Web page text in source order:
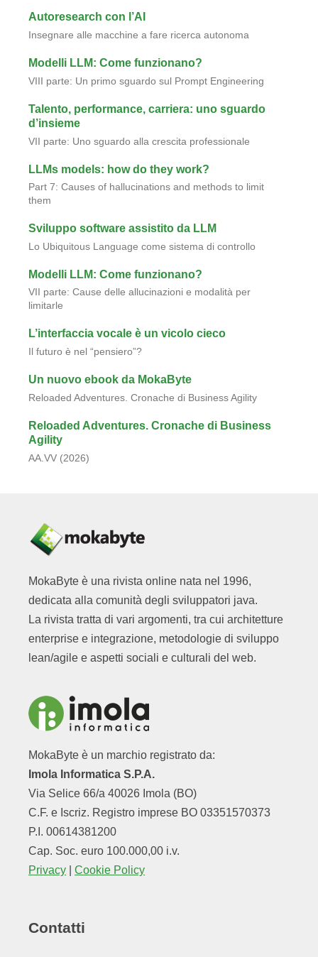
Autoresearch con l’AI
Insegnare alle macchine a fare ricerca autonoma
Modelli LLM: Come funzionano?
VIII parte: Un primo sguardo sul Prompt Engineering
Talento, performance, carriera: uno sguardo
d’insieme
VII parte: Uno sguardo alla crescita professionale
LLMs models: how do they work?
Part 7: Causes of hallucinations and methods to limit
them
Sviluppo software assistito da LLM
Lo Ubiquitous Language come sistema di controllo
Modelli LLM: Come funzionano?
VII parte: Cause delle allucinazioni e modalità per
limitarle
L’interfaccia vocale è un vicolo cieco
Il futuro è nel “pensiero”?
Un nuovo ebook da MokaByte
Reloaded Adventures. Cronache di Business Agility
Reloaded Adventures. Cronache di Business
Agility
AA.VV (2026)
MokaByte è una rivista online nata nel 1996,
dedicata alla comunità degli sviluppatori java.
La rivista tratta di vari argomenti, tra cui architetture
enterprise e integrazione, metodologie di sviluppo
lean/agile e aspetti sociali e culturali del web.
MokaByte è un marchio registrato da:
Imola Informatica S.P.A.
Via Selice 66/a 40026 Imola (BO)
C.F. e Iscriz. Registro imprese BO 03351570373
P.I. 00614381200
Cap. Soc. euro 100.000,00 i.v.
Privacy
Cookie Policy
Contatti